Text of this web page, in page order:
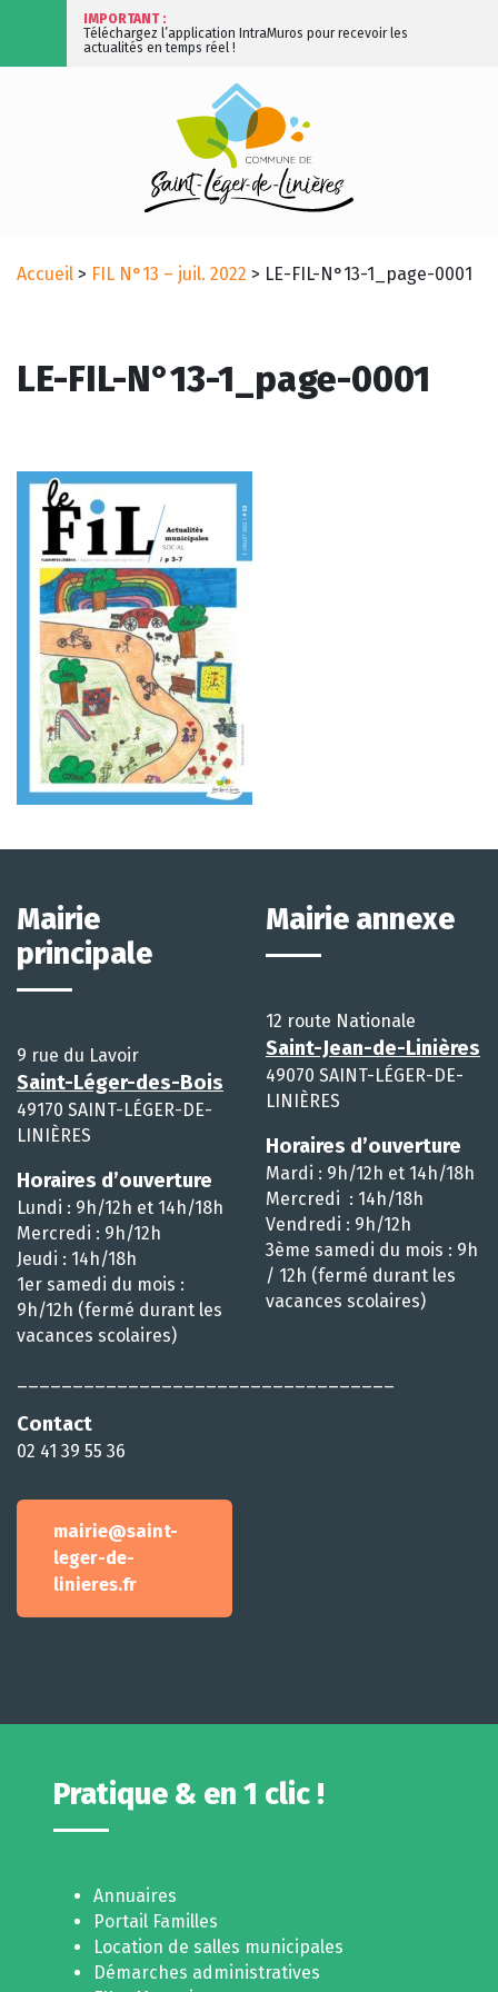
IMPORTANT :
Téléchargez l’application IntraMuros pour recevoir les
actualités en temps réel !
Accueil > FIL N°13 – juil. 2022 > LE-FIL-N°13-1_page-0001
LE-FIL-N°13-1_page-0001
Mairie
principale
9 rue du Lavoir
Saint-Léger-des-Bois
49170 SAINT-LÉGER-DE-
LINIÈRES
Horaires d’ouverture
Lundi : 9h/12h et 14h/18h
Mercredi : 9h/12h
Jeudi : 14h/18h
1er samedi du mois :
9h/12h (fermé durant les
vacances scolaires)
Contact
02 41 39 55 36
mairie@saint-
leger-de-
linieres.fr
Mairie annexe
12 route Nationale
Saint-Jean-de-Linières
49070 SAINT-LÉGER-DE-
LINIÈRES
Horaires d’ouverture
Mardi : 9h/12h et 14h/18h
Mercredi : 14h/18h
Vendredi : 9h/12h
3ème samedi du mois : 9h
/ 12h (fermé durant les
vacances scolaires)
Pratique & en 1 clic !
Annuaires
Portail Familles
Location de salles municipales
Démarches administratives